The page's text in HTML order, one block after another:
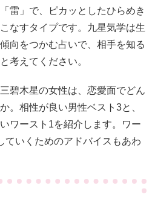
雷」で、ピカッとしたひらめき
なすタイプです。九星気学は生
向をつかむ占いで、相手を知る
考えてください。
碧木星の女性は、恋愛面でどん
。相性が良い男性ベスト3と、
ワースト1を紹介します。ワー
ていくためのアドバイスもあわ